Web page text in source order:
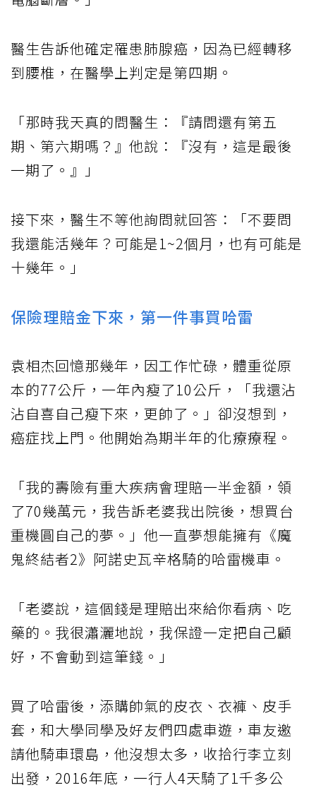
醫生告訴他確定罹患肺腺癌，因為已經轉移
到腰椎，在醫學上判定是第四期。
「那時我天真的問醫生：『請問還有第五
期、第六期嗎？』他說：『沒有，這是最後
一期了。』」
接下來，醫生不等他詢問就回答：「不要問
我還能活幾年？可能是1~2個月，也有可能是
十幾年。」
保險理賠金下來，第一件事買哈雷
袁相杰回憶那幾年，因工作忙碌，體重從原
本的77公斤，一年內瘦了10公斤，「我還沾
沾自喜自己瘦下來，更帥了。」卻沒想到，
癌症找上門。他開始為期半年的化療療程。
「我的壽險有重大疾病會理賠一半金額，領
了70幾萬元，我告訴老婆我出院後，想買台
重機圓自己的夢。」他一直夢想能擁有《魔
鬼終結者2》阿諾史瓦辛格騎的哈雷機車。
「老婆說，這個錢是理賠出來給你看病、吃
藥的。我很瀟灑地說，我保證一定把自己顧
好，不會動到這筆錢。」
買了哈雷後，添購帥氣的皮衣、衣褲、皮手
套，和大學同學及好友們四處車遊，車友邀
請他騎車環島，他沒想太多，收拾行李立刻
出發，2016年底，一行人4天騎了1千多公